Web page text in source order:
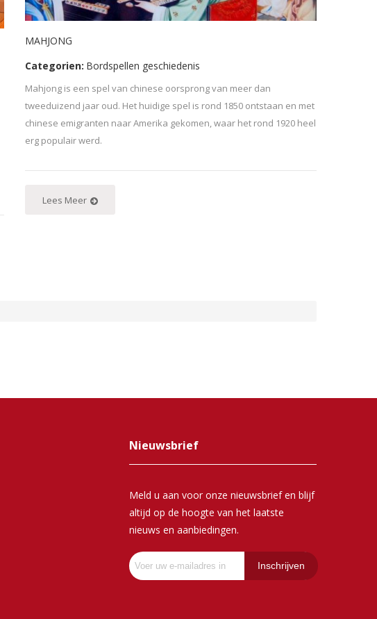
MAHJONG
Categorien: Bordspellen geschiedenis
Mahjong is een spel van chinese oorsprong van meer dan
tweeduizend jaar oud. Het huidige spel is rond 1850 ontstaan en met
chinese emigranten naar Amerika gekomen, waar het rond 1920 heel
erg populair werd.
Lees Meer
Nieuwsbrief
Meld u aan voor onze nieuwsbrief en blijf
altijd op de hoogte van het laatste
nieuws en aanbiedingen.
Inschrijven